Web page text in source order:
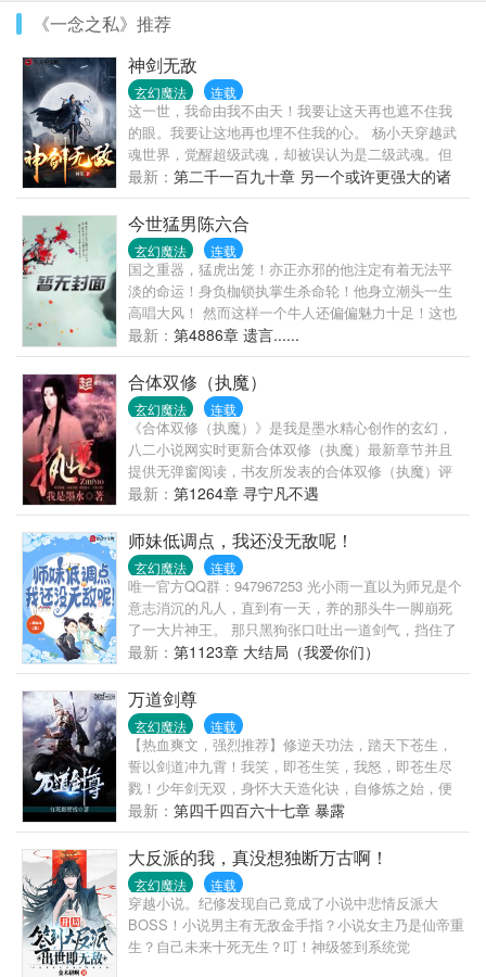
《一念之私》推荐
神剑无敌
玄幻魔法 连载
这一世，我命由我不由天！我要让这天再也遮不住我
的眼。我要让这地再也埋不住我的心。 杨小天穿越武
魂世界，觉醒超级武魂，却被误认为是二级武魂。但
是，杨小天却以逆天的成长速度，不断刷新世人的认
各位书友如果觉得《神剑无敌》还不错的话请不要忘
记向您QQ群和微博里的朋友推荐哦！
最新： 第二千一百九十章 另一个或许更强大的诸
天万界（大结局）
今世猛男陈六合
玄幻魔法 连载
国之重器，猛虎出笼！亦正亦邪的他注定有着无法平
淡的命运！身负枷锁执掌生杀命轮！他身立潮头一生
高唱大风！ 然而这样一个牛人还偏偏魅力十足！这也
是一种极大的负担！
最新： 第4886章 遗言......
合体双修（执魔）
玄幻魔法 连载
《合体双修（执魔）》是我是墨水精心创作的玄幻，
八二小说网实时更新合体双修（执魔）最新章节并且
提供无弹窗阅读，书友所发表的合体双修（执魔）评
论，并不代表八二小说网赞同或者支持合体双修（执
魔）读者的观点。
最新： 第1264章 寻宁凡不遇
师妹低调点，我还没无敌呢！
玄幻魔法 连载
唯一官方QQ群：947967253 光小雨一直以为师兄是个
意志消沉的凡人，直到有一天，养的那头牛一脚崩死
了一大片神王。 那只黑狗张口吐出一道剑气，挡住了
数以百万的妖族。 每天叽叽歪歪叫着的土鸡，竟然是
太古凤凰的后裔！ 啊啊啊！ 世界观崩塌啦！ 紫
姬：“师姐，大事不好啦！妖帝带着几百万妖族大军杀
过来了。” 光小雨：“哦，才几百万啊？” （这是魔帝重
生，是冥界之女转世，是主角开启豢养之路，并且呼
吁大家一定要爱护小动物的故事！）
最新： 第1123章 大结局（我爱你们）
万道剑尊
玄幻魔法 连载
【热血爽文，强烈推荐】修逆天功法，踏天下苍生，
誓以剑道冲九霄！我笑，即苍生笑，我怒，即苍生尽
戮！少年剑无双，身怀大天造化诀，自修炼之始，便
离经叛道，逆天而行。别人眼中的武道，为灵道七重
境、灵力化海、先天金丹、破阴阳、超凡入圣！大天
造化诀，却是神道九重天、扩极致灵海、筑无上金
丹、斩阴破阳、问鼎尊者、直冲九霄！步步逆天，步
步与众不同！剑无双，一剑在手，天下无双！他是独
一无二的逆天君王，杀伐果断，杀尽世间一切该杀之
人！他，更是掌控万道，亘古以来史上第一剑尊！
最新： 第四千四百六十七章 暴露
大反派的我，真没想独断万古啊！
玄幻魔法 连载
穿越小说。纪修发现自己竟成了小说中悲情反派大
BOSS！小说男主有无敌金手指？小说女主乃是仙帝重
生？自己未来十死无生？叮！神级签到系统觉